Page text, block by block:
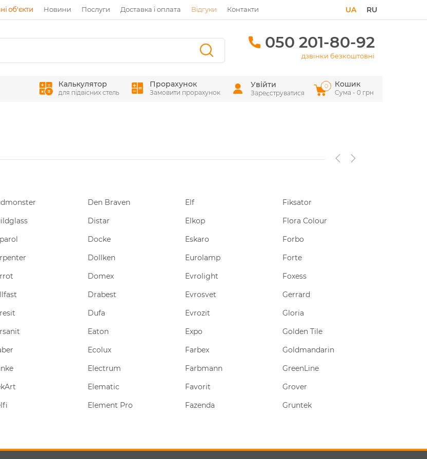
об'єкти Новини Послуги Доставка і оплата Відгуки Контакти RU
UA
050 201-80-92
дзвінки безкоштовні
Калькулятор
для підвісних стель
Прорахунок
Замовити прорахунок
Увійти
Зареєструватися
Кошик
Сума - 0 грн
0
Den Braven
Distar
Docke
Dollken
Domex
Drabest
Dufa
Eaton
Ecolux
Electrum
Elematic
Element Pro
Elf
Elkop
Eskaro
Eurolamp
Evrolight
Evrosvet
Evrozit
Expo
Farbex
Farbmann
Favorit
Fazenda
Fiksator
Flora Colour
Forbo
Forte
Foxess
Gerrard
Gloria
Golden Tile
Goldmandarin
GreenLine
Grover
Gruntek